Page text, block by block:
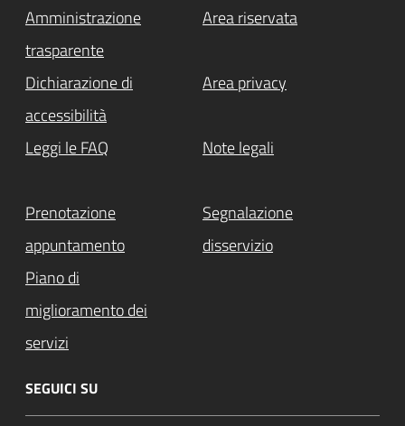
Amministrazione
trasparente
Area riservata
Dichiarazione di
accessibilità
Area privacy
Leggi le FAQ Note legali
Prenotazione
appuntamento
Segnalazione
disservizio
Piano di
miglioramento dei
servizi
SEGUICI SU